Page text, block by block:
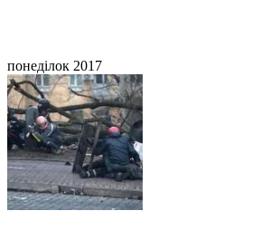
понеділок 2017